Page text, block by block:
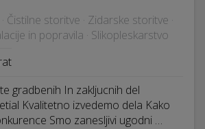
Čistilne storitve · Zidarske storitve ·
in popravila · Slikopleskarstvo
gradbenih In zakljucnih del
Kvalitetno izvedemo dela Kako
Smo zanesljivi ugodni …